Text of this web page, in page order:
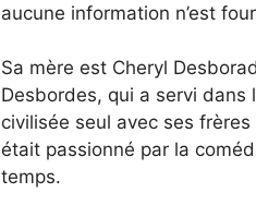
aucune information n’est
Sa mère est Cheryl
Desbordes, qui a servi dans
civilisée seul avec ses
était passionné par la
temps.